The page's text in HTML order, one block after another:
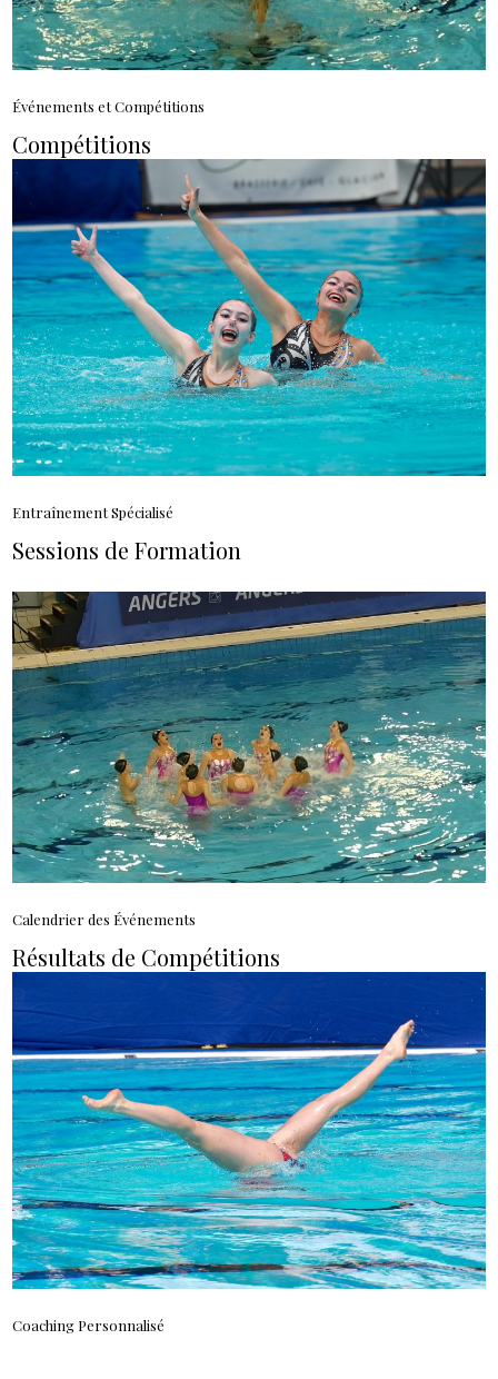
Événements et Compétitions
Compétitions
Entraînement Spécialisé
Sessions de Formation
Calendrier des Événements
Résultats de Compétitions
Coaching Personnalisé